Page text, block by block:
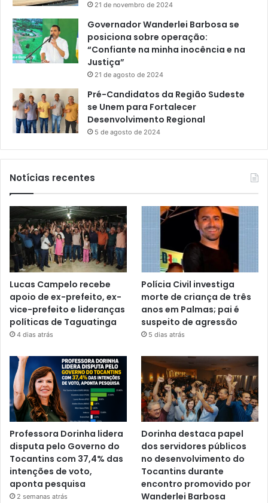
21 de novembro de 2024
Governador Wanderlei Barbosa se
posiciona sobre operação:
“Confiante na minha inocência e na
Justiça”
21 de agosto de 2024
Pré-Candidatos da Região Sudeste
se Unem para Fortalecer
Desenvolvimento Regional
5 de agosto de 2024
Notícias recentes
Lucas Campelo recebe
apoio de ex-prefeito, ex-
vice-prefeito e lideranças
políticas de Taguatinga
4 dias atrás
Polícia Civil investiga
morte de criança de três
anos em Palmas; pai é
suspeito de agressão
5 dias atrás
Professora Dorinha lidera
disputa pelo Governo do
Tocantins com 37,4% das
intenções de voto,
aponta pesquisa
2 semanas atrás
Dorinha destaca papel
dos servidores públicos
no desenvolvimento do
Tocantins durante
encontro promovido por
Wanderlei Barbosa